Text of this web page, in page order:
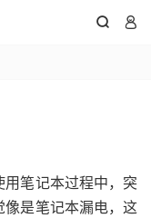
 
笔记本过程中，突
是笔记本漏电，这